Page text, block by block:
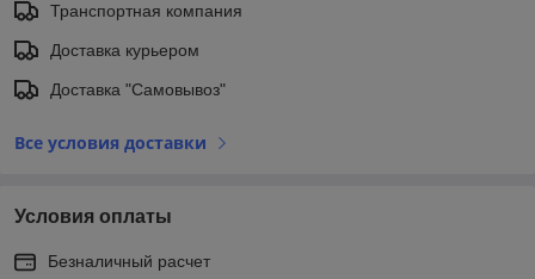
Транспортная компания
Доставка курьером
Доставка "Самовывоз"
Все условия доставки
Условия оплаты
Безналичный расчет